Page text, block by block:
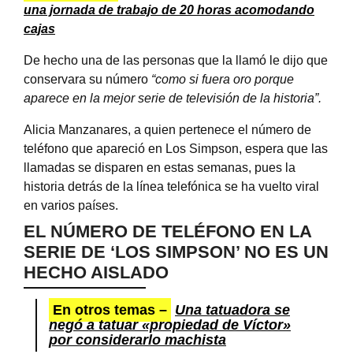
una jornada de trabajo de 20 horas acomodando
cajas
De hecho una de las personas que la llamó le dijo que
conservara su número “como si fuera oro porque
aparece en la mejor serie de televisión de la historia”.
Alicia Manzanares, a quien pertenece el número de
teléfono que apareció en Los Simpson, espera que las
llamadas se disparen en estas semanas, pues la
historia detrás de la línea telefónica se ha vuelto viral
en varios países.
EL NÚMERO DE TELÉFONO EN LA
SERIE DE ‘LOS SIMPSON’ NO ES UN
HECHO AISLADO
En otros temas – Una tatuadora se
negó a tatuar «propiedad de Víctor»
por considerarlo machista